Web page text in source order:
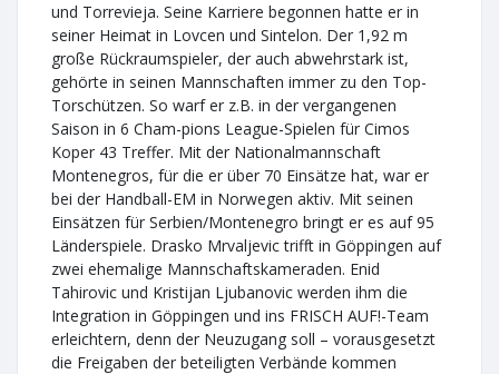
und Torrevieja. Seine Karriere begonnen hatte er in
seiner Heimat in Lovcen und Sintelon. Der 1,92 m
große Rückraumspieler, der auch abwehrstark ist,
gehörte in seinen Mannschaften immer zu den Top-
Torschützen. So warf er z.B. in der vergangenen
Saison in 6 Cham-pions League-Spielen für Cimos
Koper 43 Treffer. Mit der Nationalmannschaft
Montenegros, für die er über 70 Einsätze hat, war er
bei der Handball-EM in Norwegen aktiv. Mit seinen
Einsätzen für Serbien/Montenegro bringt er es auf 95
Länderspiele. Drasko Mrvaljevic trifft in Göppingen auf
zwei ehemalige Mannschaftskameraden. Enid
Tahirovic und Kristijan Ljubanovic werden ihm die
Integration in Göppingen und ins FRISCH AUF!-Team
erleichtern, denn der Neuzugang soll – vorausgesetzt
die Freigaben der beteiligten Verbände kommen